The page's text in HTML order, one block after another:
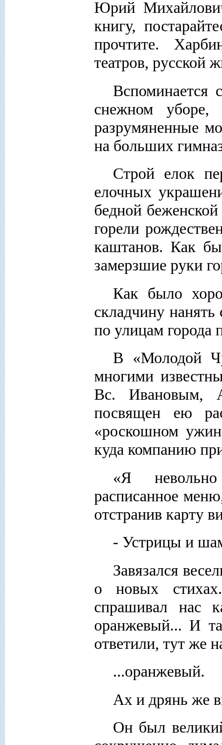
Юрий
книгу,
прочтите.
театров, русской
снежном уборе,
разрумяненные
на больших
Строй елок
елочных
бедной
горели
каштанов. Как
замерзшие руки
Как было
складчину
по улицам города
В «Молодой
многими
Вс. Ивановым,
посвящен ею
«роскошном
куда компанию
«Я
расписанное
отстранив карту
- Устрицы и
Завязался
о новых
спрашивал нас
оранжевый... И
ответили, тут же
...оранжевый.
Ах и дрянь же
Он был